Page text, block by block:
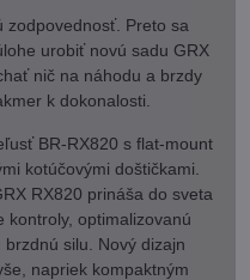
zodpovednosť. Preto sa
urobiť novú sadu GRX
nič na náhodu a brzdy
k dokonalosti.
BR-RX820 s flat-mount
kotúčovými doštičkami.
RX820 prináša do sveta
kontroly, optimalizovanú
silu. Nový dizajn
napriek kompaktným